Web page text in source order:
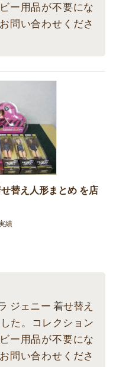
ー用品が不要にな
問い合わせくださ
替え人形まとめ を店
績
ジェニー 着せ替え
た。コレクション
ー用品が不要にな
問い合わせくださ